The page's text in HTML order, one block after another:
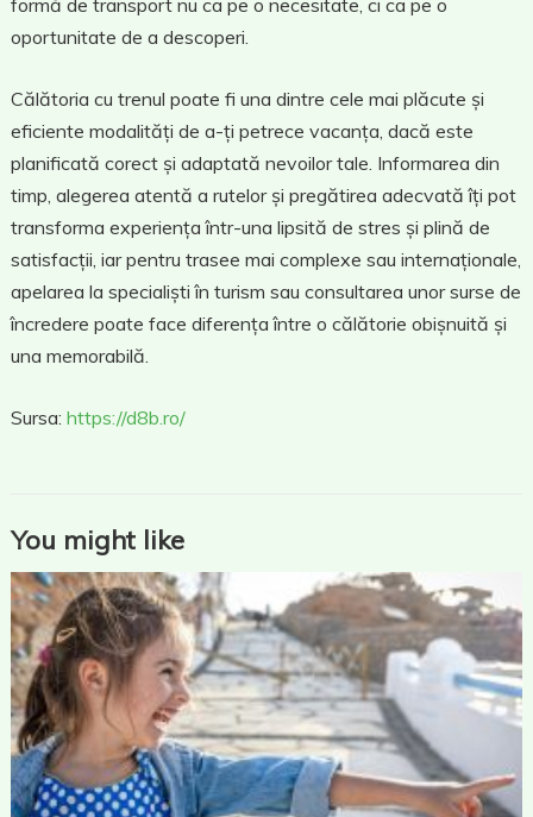
formă de transport nu ca pe o necesitate, ci ca pe o
oportunitate de a descoperi.
Călătoria cu trenul poate fi una dintre cele mai plăcute și
eficiente modalități de a-ți petrece vacanța, dacă este
planificată corect și adaptată nevoilor tale. Informarea din
timp, alegerea atentă a rutelor și pregătirea adecvată îți pot
transforma experiența într-una lipsită de stres și plină de
satisfacții, iar pentru trasee mai complexe sau internaționale,
apelarea la specialiști în turism sau consultarea unor surse de
încredere poate face diferența între o călătorie obișnuită și
una memorabilă.
Sursa: https://d8b.ro/
You might like